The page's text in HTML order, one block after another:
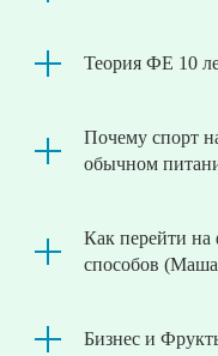
Теория ФЕ 10
Почему спорт
обычном
Как перейти на
способов
Бизнес и